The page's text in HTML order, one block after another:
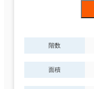
階数
面積